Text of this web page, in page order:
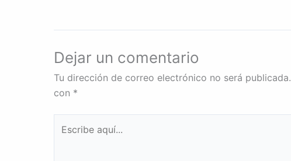
Dejar un comentario
Tu dirección de correo electrónico no será publicada.
con *
aquí...